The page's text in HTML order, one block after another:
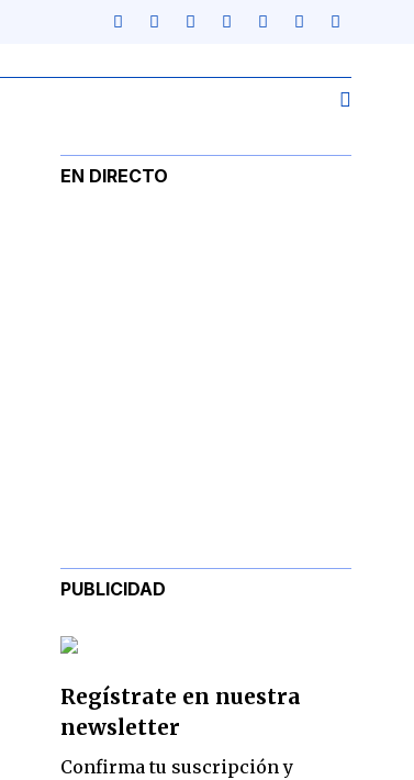
EN DIRECTO
PUBLICIDAD
Regístrate en nuestra
newsletter
Confirma tu suscripción y